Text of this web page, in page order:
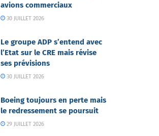
avions commerciaux
30 JUILLET 2026
Le groupe ADP s’entend avec
l’Etat sur le CRE mais révise
ses prévisions
30 JUILLET 2026
Boeing toujours en perte mais
le redressement se poursuit
29 JUILLET 2026